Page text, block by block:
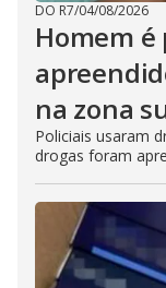
DO R7/04/08/2026
Homem é
na zona
Policiais usaram
drogas foram